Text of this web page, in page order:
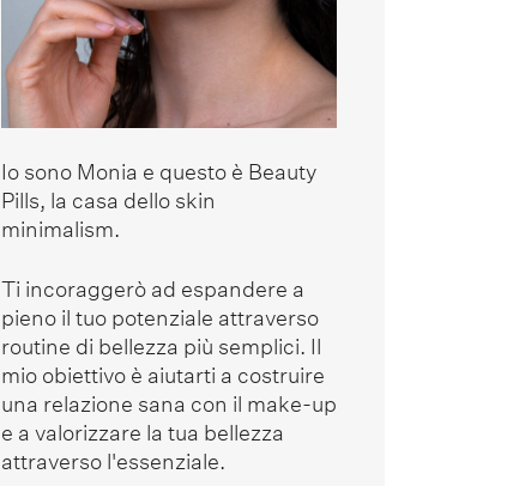
Io sono Monia e questo è Beauty
Pills, la casa dello skin
minimalism.
Ti incoraggerò ad espandere a
pieno il tuo potenziale attraverso
routine di bellezza più semplici. Il
mio obiettivo è aiutarti a costruire
una relazione sana con il make-up
e a valorizzare la tua bellezza
attraverso l'essenziale.